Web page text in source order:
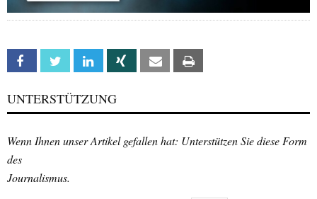
Facebook Twitter Linkedin Xing Email
UNTERSTÜTZUNG
Wenn Ihnen unser Artikel gefallen hat: Unterstützen Sie diese Form
des
Journalismus.